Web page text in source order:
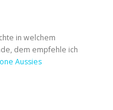
in welchem
dem empfehle ich
Aussies